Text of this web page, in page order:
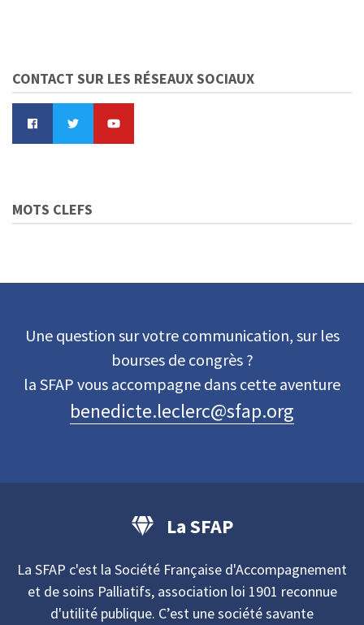
CONTACT SUR LES RÉSEAUX SOCIAUX
MOTS CLEFS
Une question sur votre communication, sur les
bourses de congrès ?
la SFAP vous accompagne dans cette aventure
benedicte.leclerc@sfap.org
La SFAP
La SFAP c'est la Société Française d'Accompagnement
et de soins Palliatifs, association loi 1901 reconnue
d'utilité publique. C’est une société savante